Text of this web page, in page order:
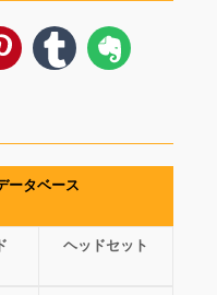
ータベース
ヘッドセット